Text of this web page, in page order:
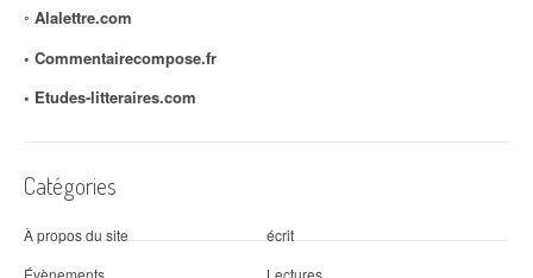
◦ Alalettre.com
◦ Commentairecompose.fr
◦ Etudes-litteraires.com
Catégories
À propos du site
écrit
Évènements
Lectures